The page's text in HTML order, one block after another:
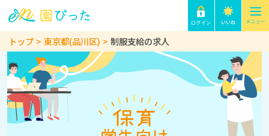
トップ 東京都(品川区) 制服支給の求人